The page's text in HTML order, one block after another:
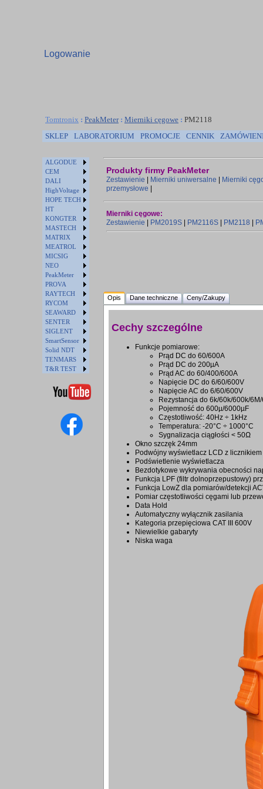
Logowanie
Tomtronix : PeakMeter: Mierniki cęgowe : PM2118
SKLEP
LABORATORIUM PROMOCJE CENNIK
ALGODUE
CEM
DALI
HighVoltage
HOPE TECH
HT
KONGTER
MASTECH
MATRIX
MEATROL
MICSIG
NEO
PeakMeter
PROVA
RAYTECH
RYCOM
SEAWARD
SENTER
SIGLENT
SmartSensor
Solid NDT
TENMARS
T&R TEST
Produkty firmy PeakMeter
Zestawienie Mierniki uniwersalne
Mierniki
przemysłowe
Mierniki cęgowe:
Zestawienie
PM2019S PM2116S PM2118
Opis Dane techniczne Ceny/Zakupy
Cechy szczególne
Funkcje pomiarowe:
Prąd DC do 60/600A
Prąd DC do 200µA
Prąd AC do 60/400/600A
Napięcie DC do 6/60/600V
Napięcie AC do 6/60/600V
Rezystancja do 6k/60k/600k/
Pojemność do 600µ/6000µF
Częstotliwość: 40Hz ÷ 1kHz
Temperatura: -20°C ÷ 1000°C
Sygnalizacja ciągłości < 50Ω
Okno szczęk 24mm
Podwójny wyświetlacz LCD z
Podświetlenie wyświetlacza
Bezdotykowe wykrywania obecności
Funkcja LPF (filtr dolnoprzepustowy)
Funkcja LowZ dla pomiarów/detekcji
Pomiar częstotliwości cęgami lub
Data Hold
Automatyczny wyłącznik zasilania
Kategoria przepięciowa CAT III 600V
Niewielkie gabaryty
Niska waga